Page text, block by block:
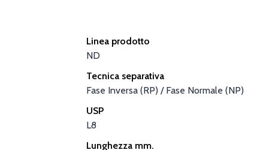
Linea prodotto
ND
Tecnica separativa
Fase Inversa (RP) / Fase Normale (NP)
USP
L8
Lunghezza mm.